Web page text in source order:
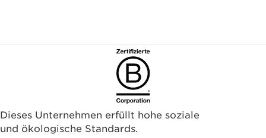
Dieses Unternehmen erfüllt hohe soziale
und ökologische Standards.